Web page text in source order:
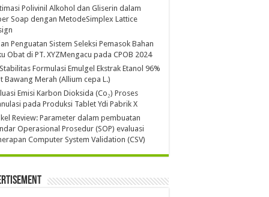
Polivinil Alkohol dan Gliserin dalam
Soap dengan MetodeSimplex Lattice
Penguatan Sistem Seleksi Pemasok Bahan
Obat di PT. XYZMengacu pada CPOB 2024
Formulasi Emulgel Ekstrak Etanol 96%
Bawang Merah (Allium cepa L.)
Emisi Karbon Dioksida (Co₂) Proses
pada Produksi Tablet Ydi Pabrik X
Review: Parameter dalam pembuatan
Operasional Prosedur (SOP) evaluasi
Computer System Validation (CSV)